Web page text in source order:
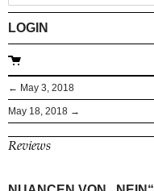
LOGIN
← May 3, 2018
May 18, 2018 →
Reviews